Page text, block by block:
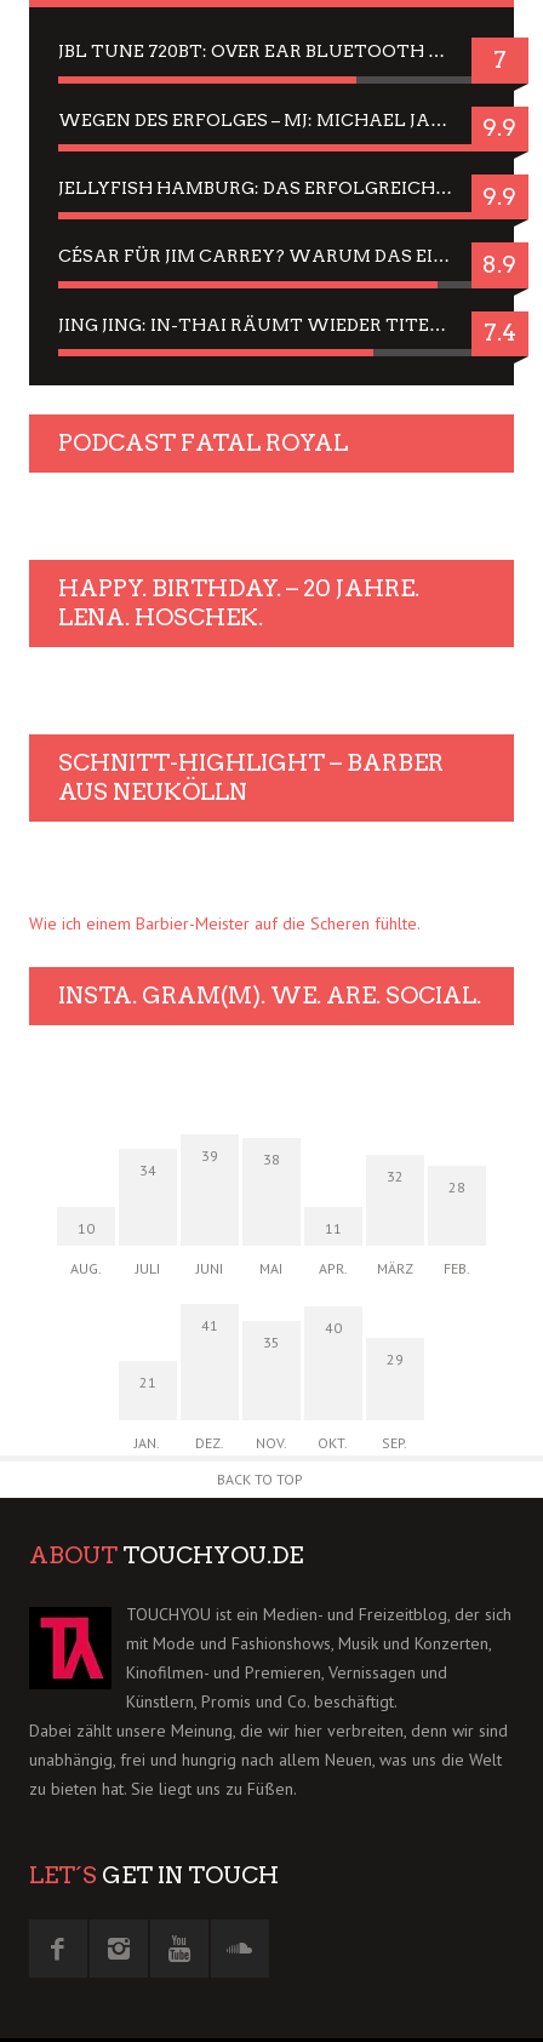
JBL TUNE 720BT: OVER EAR BLUETOOTH KOPFHÖRER UM DIE 50,-€ IM DAUER-TEST 7
WEGEN DES ERFOLGES – MJ: MICHAEL JACKSON MUSICAL IN EINER MATINEE SEHEN 9.9
JELLYFISH HAMBURG: DAS ERFOLGREICHE SOMMER-MENÜ 2025 IN GEFÜHLEN UND BILDERN 9.9
CÉSAR FÜR JIM CARREY? WARUM DAS EINER DER NERVIGSTEN ACTORS IST UND BLEIBT 8.9
JING JING: IN-THAI RÄUMT WIEDER TITEL AB – EIN ZWEI-STUNDEN-ERLEBNISBERICHT 7.4
PODCAST FATAL ROYAL
HAPPY. BIRTHDAY. – 20 JAHRE.
LENA. HOSCHEK.
SCHNITT-HIGHLIGHT – BARBER
AUS NEUKÖLLN
Wie ich einem Barbier-Meister auf die Scheren fühlte.
INSTA. GRAM(M). WE. ARE. SOCIAL.
10
AUG.
34
JULI
39
JUNI
38
MAI
11
APR.
32
MÄRZ
28
FEB.
21
JAN.
41
DEZ.
35
NOV.
40
OKT.
29
SEP.
BACK TO TOP
ABOUT TOUCHYOU.DE
TOUCHYOU ist ein Medien- und Freizeitblog, der sich
mit Mode und Fashionshows, Musik und Konzerten,
Kinofilmen- und Premieren, Vernissagen und
Künstlern, Promis und Co. beschäftigt.
Dabei zählt unsere Meinung, die wir hier verbreiten, denn wir sind
unabhängig, frei und hungrig nach allem Neuen, was uns die Welt
zu bieten hat. Sie liegt uns zu Füßen.
LET´S GET IN TOUCH